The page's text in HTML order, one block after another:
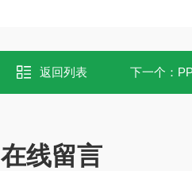
返回列表 下一个：
在线留言